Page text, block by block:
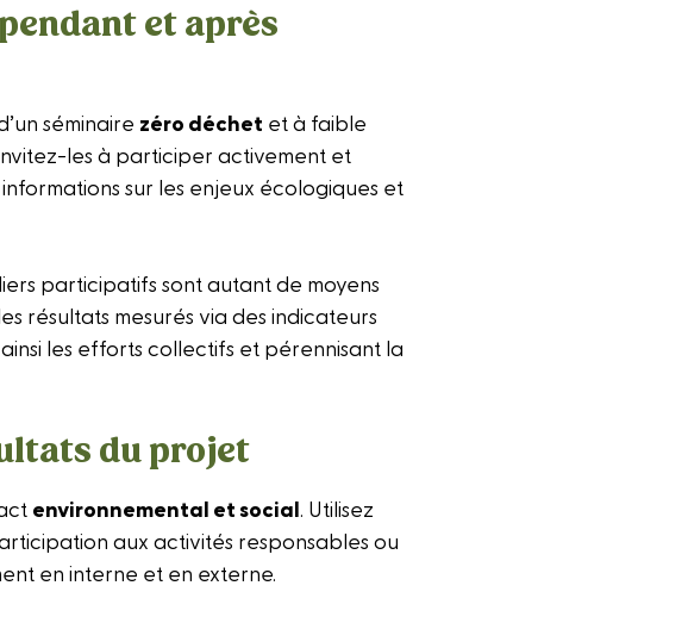
et après
séminaire zéro déchet et à faible
les à participer activement et
sur les enjeux écologiques et
participatifs sont autant de moyens
résultats mesurés via des indicateurs
les efforts collectifs et pérennisant la
du projet
environnemental et social. Utilisez
aux activités responsables ou
en interne et en externe.